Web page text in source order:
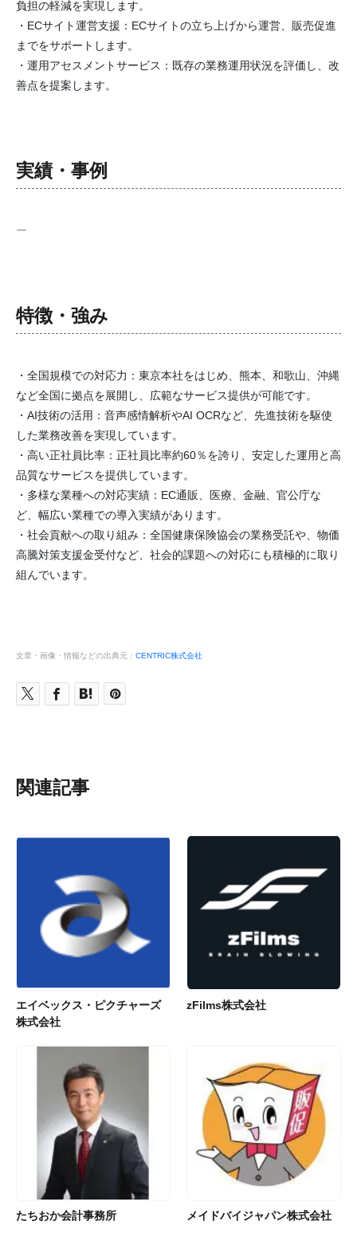
負担の軽減を実現します。
・ECサイト運営支援：ECサイトの立ち上げから運営、販売促進
までをサポートします。
・運用アセスメントサービス：既存の業務運用状況を評価し、改
善点を提案します。
実績・事例
ー
特徴・強み
・全国規模での対応力：東京本社をはじめ、熊本、和歌山、沖縄
など全国に拠点を展開し、広範なサービス提供が可能です。
・AI技術の活用：音声感情解析やAI OCRなど、先進技術を駆使
した業務改善を実現しています。
・高い正社員比率：正社員比率約60％を誇り、安定した運用と高
品質なサービスを提供しています。
・多様な業種への対応実績：EC通販、医療、金融、官公庁な
ど、幅広い業種での導入実績があります。
・社会貢献への取り組み：全国健康保険協会の業務受託や、物価
高騰対策支援金受付など、社会的課題への対応にも積極的に取り
組んでいます。
文章・画像・情報などの出典元： CENTRIC株式会社
関連記事
エイベックス・ピクチャーズ
株式会社
zFilms株式会社
たちおか会計事務所 メイドバイジャパン株式会社